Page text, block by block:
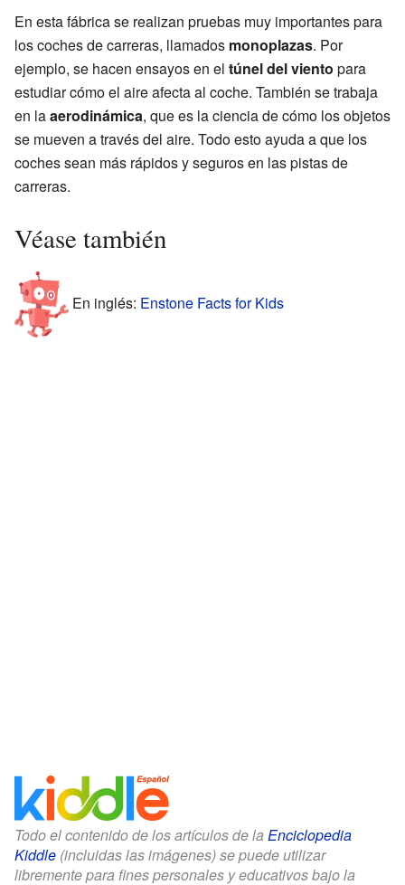
En esta fábrica se realizan pruebas muy importantes para
los coches de carreras, llamados monoplazas. Por
ejemplo, se hacen ensayos en el túnel del viento para
estudiar cómo el aire afecta al coche. También se trabaja
en laaerodinámica, que es la ciencia de cómo los objetos
se mueven a través del aire. Todo esto ayuda a que los
coches sean más rápidos y seguros en las pistas de
carreras.
Véase también
En inglés: Enstone Facts for Kids
Todo el contenido de los artículos de la Enciclopedia
Kiddle (incluidas las imágenes) se puede utilizar
libremente para fines personales y educativos bajo la